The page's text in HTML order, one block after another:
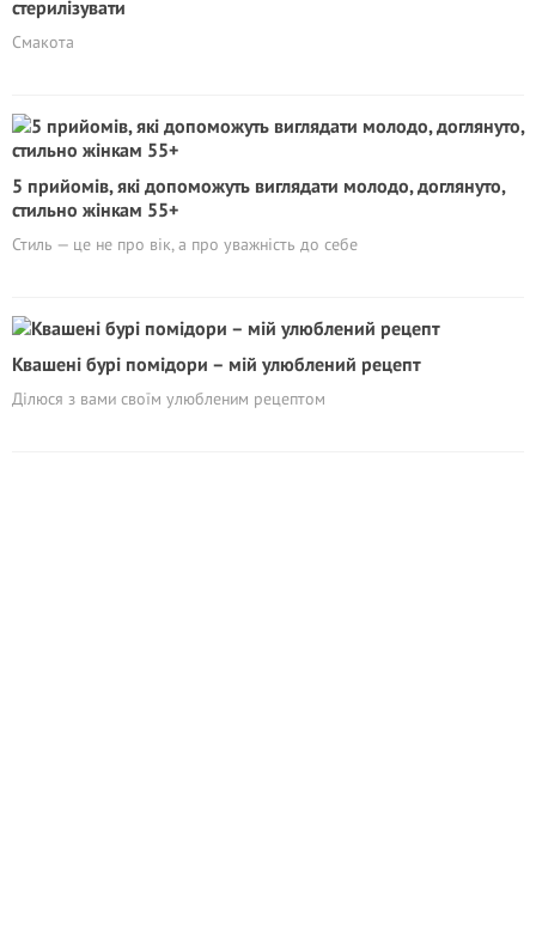
стерилізувати
Смакота
5 прийомів, які допоможуть виглядати молодо, доглянуто,
стильно жінкам 55+
Стиль — це не про вік, а про уважність до себе
Квашені бурі помідори – мій улюблений рецепт
Ділюся з вами своїм улюбленим рецептом